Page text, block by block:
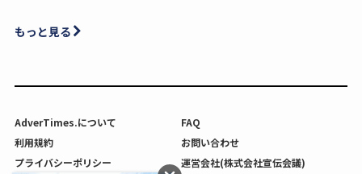
もっと見る
AdverTimes.について
FAQ
利用規約
お問い合わせ
プライバシーポリシー
運営会社(株式会社宣伝会議)